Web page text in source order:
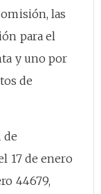
las
para el
y uno por
de
de
17 de enero
44679,